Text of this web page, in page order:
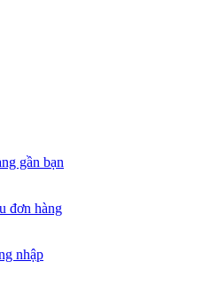
gần bạn
đơn hàng
nhập